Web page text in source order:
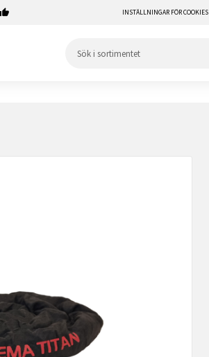
INSTÄLLNINGAR FÖR COOKIES